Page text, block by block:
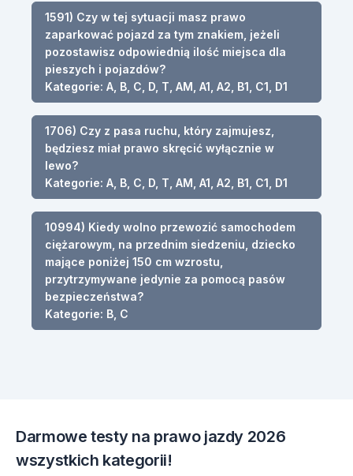
1591) Czy w tej sytuacji masz prawo
zaparkować pojazd za tym znakiem, jeżeli
pozostawisz odpowiednią ilość miejsca dla
pieszych i pojazdów?
Kategorie: A, B, C, D, T, AM, A1, A2, B1, C1, D1
1706) Czy z pasa ruchu, który zajmujesz,
będziesz miał prawo skręcić wyłącznie w
lewo?
Kategorie: A, B, C, D, T, AM, A1, A2, B1, C1, D1
10994) Kiedy wolno przewozić samochodem
ciężarowym, na przednim siedzeniu, dziecko
mające poniżej 150 cm wzrostu,
przytrzymywane jedynie za pomocą pasów
bezpieczeństwa?
Kategorie: B, C
Darmowe testy na prawo jazdy 2026
wszystkich kategorii!